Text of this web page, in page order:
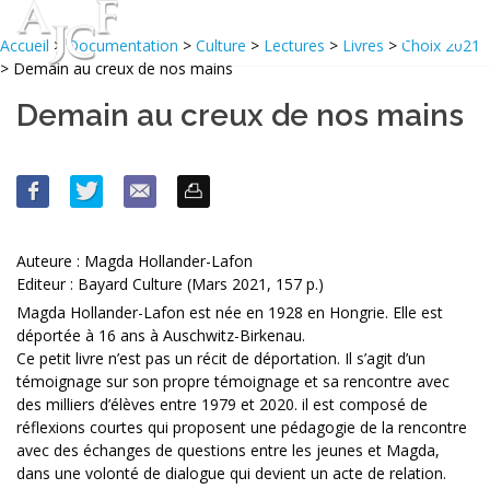
Accueil >Documentation > Culture > Lectures > Livres > Choix 2021
> Demain au creux de nos mains
Demain au creux de nos mains
Auteure : Magda Hollander-Lafon
Editeur : Bayard Culture (Mars 2021, 157 p.)
Magda Hollander-Lafon est née en 1928 en Hongrie. Elle est
déportée à 16 ans à Auschwitz-Birkenau.
Ce petit livre n’est pas un récit de déportation. Il s’agit d’un
témoignage sur son propre témoignage et sa rencontre avec
des milliers d’élèves entre 1979 et 2020. il est composé de
réflexions courtes qui proposent une pédagogie de la rencontre
avec des échanges de questions entre les jeunes et Magda,
dans une volonté de dialogue qui devient un acte de relation.